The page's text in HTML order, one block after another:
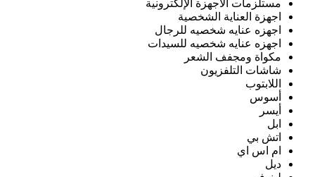
مستلزمات الأجهزة الإلكترونية
اجهزة العناية الشخصية
اجهزه عنايه شخصيه للرجال
اجهزه عنايه شخصيه للسيدات
مكواة ومجفف الشعر
شاشات التلفزيون
اللابتوب
أسوس
أيسر
ابل
اتش بي
ام اس اي
ديل